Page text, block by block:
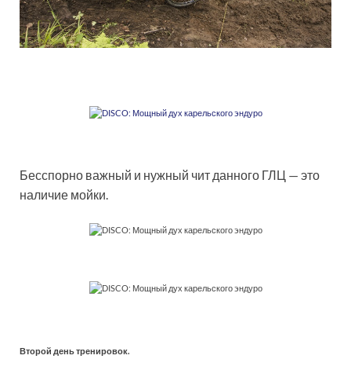
Бесспорно важный и нужный чит данного ГЛЦ — это
наличие мойки.
Второй день тренировок.